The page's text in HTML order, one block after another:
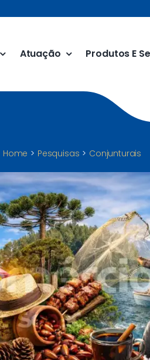
Atuação Produtos E
Home Pesquisas Conjunturais